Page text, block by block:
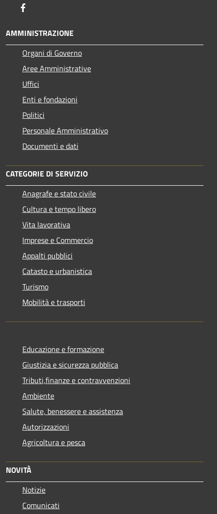
AMMINISTRAZIONE
Organi di Governo
Aree Amministrative
Uffici
Enti e fondazioni
Politici
Personale Amministrativo
Documenti e dati
CATEGORIE DI SERVIZIO
Anagrafe e stato civile
Cultura e tempo libero
Vita lavorativa
Imprese e Commercio
Appalti pubblici
Catasto e urbanistica
Turismo
Mobilità e trasporti
Educazione e formazione
Giustizia e sicurezza pubblica
Tributi,finanze e contravvenzioni
Ambiente
Salute, benessere e assistenza
Autorizzazioni
Agricoltura e pesca
NOVITÀ
Notizie
Comunicati